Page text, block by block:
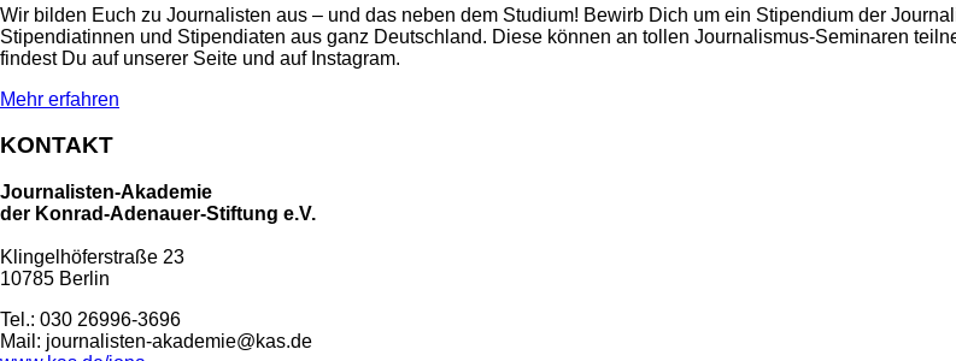
Wir bilden Euch zu Journalisten aus – und das neben dem Studium! Bewirb Dich um ein Stipendium der
Stipendiatinnen und Stipendiaten aus ganz Deutschland. Diese können an tollen Journalismus-Seminaren
findest Du auf unserer Seite und auf Instagram.
Mehr erfahren
KONTAKT
Journalisten-Akademie
der Konrad-Adenauer-Stiftung e.V.
Klingelhöferstraße 23
10785 Berlin
Tel.: 030 26996-3696
Mail: journalisten-akademie@kas.de